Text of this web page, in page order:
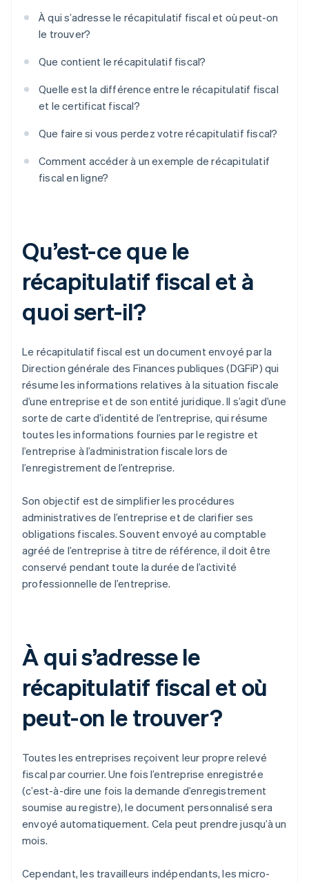
À qui s’adresse le récapitulatif fiscal et où peut-on
le trouver?
Que contient le récapitulatif fiscal?
Quelle est la différence entre le récapitulatif fiscal
et le certificat fiscal?
Que faire si vous perdez votre récapitulatif fiscal?
Comment accéder à un exemple de récapitulatif
fiscal en ligne?
Qu’est-ce que le
récapitulatif fiscal et à
quoi sert-il?
Le récapitulatif fiscal est un document envoyé par la
Direction générale des Finances publiques (DGFiP) qui
résume les informations relatives à la situation fiscale
d’une entreprise et de son entité juridique. Il s’agit d’une
sorte de carte d’identité de l’entreprise, qui résume
toutes les informations fournies par le registre et
l’entreprise à l’administration fiscale lors de
l’enregistrement de l’entreprise.
Son objectif est de simplifier les procédures
administratives de l’entreprise et de clarifier ses
obligations fiscales. Souvent envoyé au comptable
agréé de l’entreprise à titre de référence, il doit être
conservé pendant toute la durée de l’activité
professionnelle de l’entreprise.
À qui s’adresse le
récapitulatif fiscal et où
peut-on le trouver?
Toutes les entreprises reçoivent leur propre relevé
fiscal par courrier. Une fois l’entreprise enregistrée
(c’est-à-dire une fois la demande d’enregistrement
soumise au registre), le document personnalisé sera
envoyé automatiquement. Cela peut prendre jusqu’à un
mois.
Cependant, les travailleurs indépendants, les micro-